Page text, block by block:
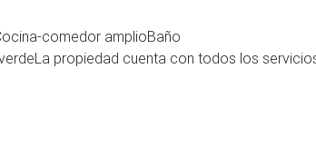
comedor amplioBaño
propiedad cuenta con todos los